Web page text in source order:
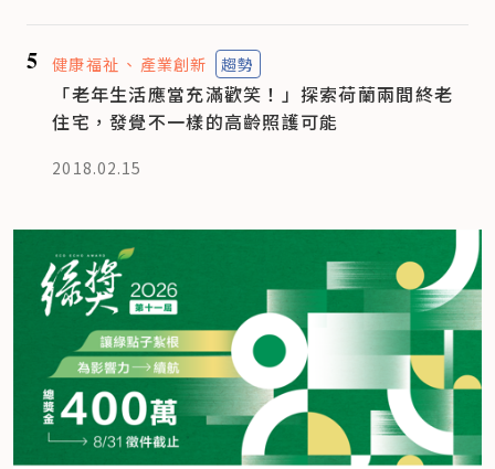
5 健康福祉 產業創新 趨勢
「老年生活應當充滿歡笑！」探索荷蘭兩間終老
住宅，發覺不一樣的高齡照護可能
2018.02.15